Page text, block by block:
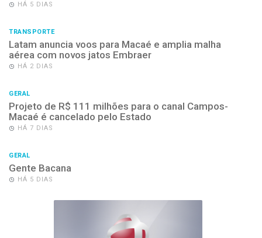
HÁ 5 DIAS
TRANSPORTE
Latam anuncia voos para Macaé e amplia malha
aérea com novos jatos Embraer
HÁ 2 DIAS
GERAL
Projeto de R$ 111 milhões para o canal Campos-
Macaé é cancelado pelo Estado
HÁ 7 DIAS
GERAL
Gente Bacana
HÁ 5 DIAS